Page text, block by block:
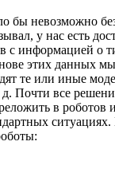
бы невозможно
у нас есть
с информацией о
этих данных
те или иные
Почти все
в роботов